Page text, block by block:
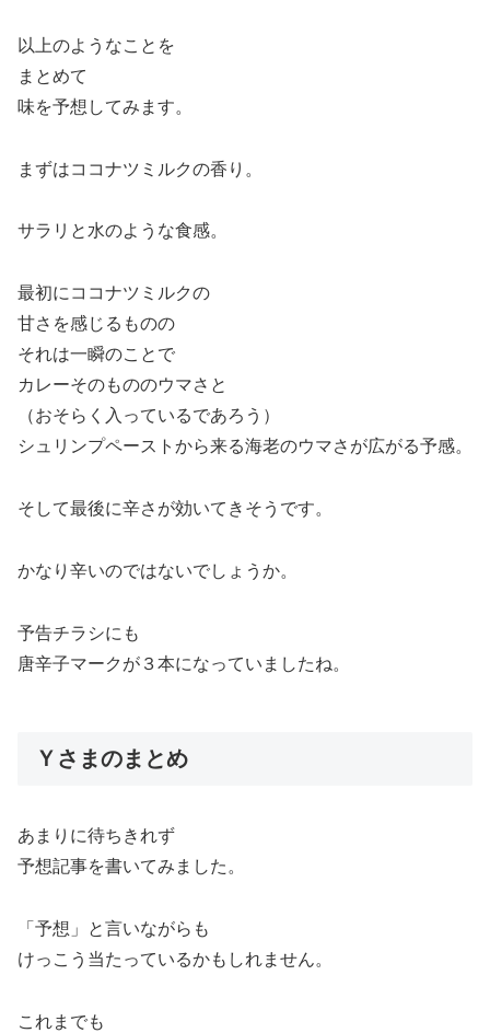
以上のようなことを
まとめて
味を予想してみます。
まずはココナツミルクの香り。
サラリと水のような食感。
最初にココナツミルクの
甘さを感じるものの
それは一瞬のことで
カレーそのもののウマさと
（おそらく入っているであろう）
シュリンプペーストから来る海老のウマさが広がる予感。
そして最後に辛さが効いてきそうです。
かなり辛いのではないでしょうか。
予告チラシにも
唐辛子マークが３本になっていましたね。
Ｙさまのまとめ
あまりに待ちきれず
予想記事を書いてみました。
「予想」と言いながらも
けっこう当たっているかもしれません。
これまでも